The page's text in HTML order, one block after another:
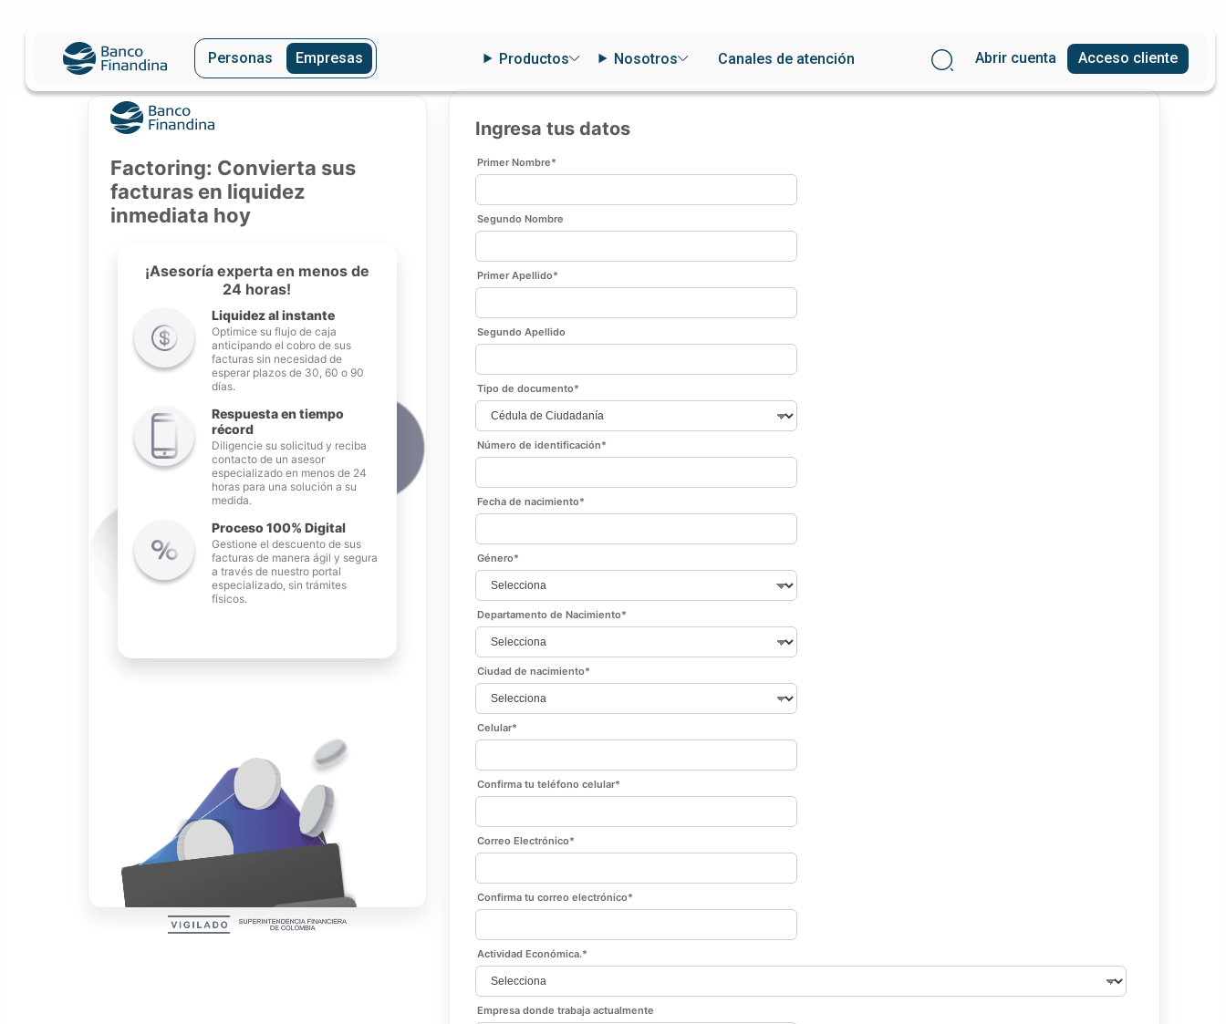
Personas Empresas Productos Nosotros Canales de atención Abrir cuenta Acceso cliente
Factoring: Convierta sus
facturas en liquidez
inmediata hoy
¡Asesoría experta en menos de
24 horas!
Liquidez al instante
Optimice su flujo de caja
anticipando el cobro de sus
facturas sin necesidad de
esperar plazos de 30, 60 o 90
días.
Respuesta en tiempo
récord
Diligencie su solicitud y reciba
contacto de un asesor
especializado en menos de 24
horas para una solución a su
medida.
Proceso 100% Digital
Gestione el descuento de sus
facturas de manera ágil y segura
a través de nuestro portal
especializado, sin trámites
físicos.
Ingresa tus datos
Primer Nombre*
Segundo Nombre
Primer Apellido*
Segundo Apellido
Tipo de documento*
Número de identificación*
Fecha de nacimiento*
Género*
Departamento de Nacimiento*
Ciudad de nacimiento*
Celular*
Confirma tu teléfono celular*
Correo Electrónico*
Confirma tu correo electrónico*
Actividad Económica.*
Empresa donde trabaja actualmente